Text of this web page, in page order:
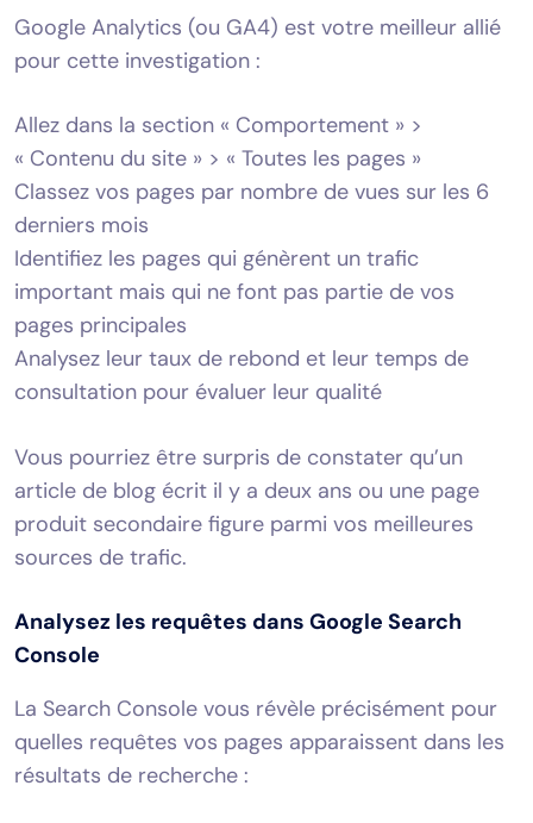
Google Analytics (ou GA4) est votre meilleur allié
pour cette investigation :
Allez dans la section « Comportement » >
« Contenu du site » > « Toutes les pages »
Classez vos pages par nombre de vues sur les 6
derniers mois
Identifiez les pages qui génèrent un trafic
important mais qui ne font pas partie de vos
pages principales
Analysez leur taux de rebond et leur temps de
consultation pour évaluer leur qualité
Vous pourriez être surpris de constater qu’un
article de blog écrit il y a deux ans ou une page
produit secondaire figure parmi vos meilleures
sources de trafic.
Analysez les requêtes dans Google Search
Console
La Search Console vous révèle précisément pour
quelles requêtes vos pages apparaissent dans les
résultats de recherche :